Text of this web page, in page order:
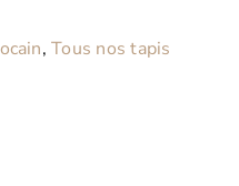
,Tous nos tapis